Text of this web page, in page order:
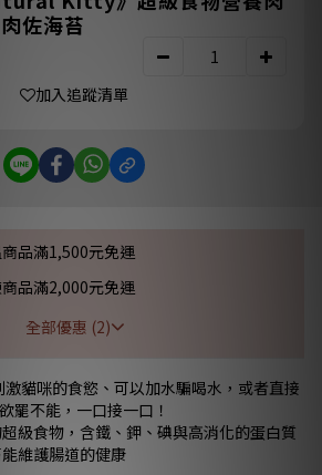
佐海苔
加入追蹤清單
品滿1,500元免運
品滿2,000元免運
全部優惠 (2)
貓咪的食慾、可以加水騙喝水，或者直接
罷不能，一口接一口！
級食物，含鐵、鉀、碘與高消化的蛋白質
維護腸道的健康